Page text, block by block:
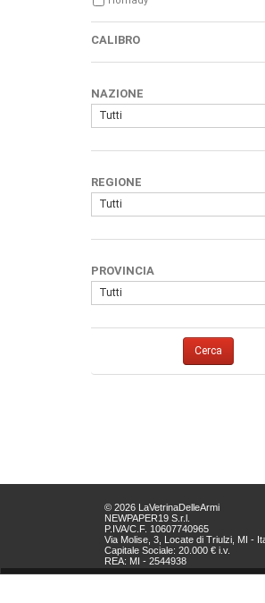
CALIBRO
NAZIONE
Tutti
REGIONE
Tutti
PROVINCIA
Tutti
Cerca
© 2026 LaVetrinaDelleArmi
NEWPAPER19 S.r.l.
P.IVA/C.F. 10607740965
Via Molise, 3, Locate di Triulzi, MI -
Capitale Sociale: 20.000 € i.v.
REA: MI - 2544938